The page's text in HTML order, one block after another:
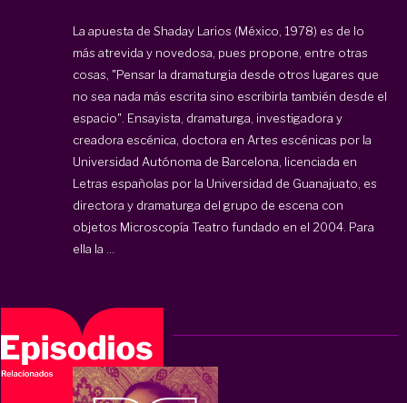
La apuesta de Shaday Larios (México, 1978) es de lo
más atrevida y novedosa, pues propone, entre otras
cosas, "Pensar la dramaturgia desde otros lugares que
no sea nada más escrita sino escribirla también desde el
espacio". Ensayista, dramaturga, investigadora y
creadora escénica, doctora en Artes escénicas por la
Universidad Autónoma de Barcelona, licenciada en
Letras españolas por la Universidad de Guanajuato, es
directora y dramaturga del grupo de escena con
objetos Microscopía Teatro fundado en el 2004. Para
ella la ...